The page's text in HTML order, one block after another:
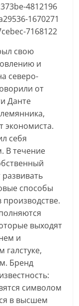
свою
и
северо-
от
Данте
экономиста.
себя
В течение
способы
выходят
и
Бренд
символом
в высшем